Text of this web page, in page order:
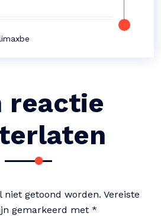
reactie
niet getoond worden. Vereiste
gemarkeerd met *